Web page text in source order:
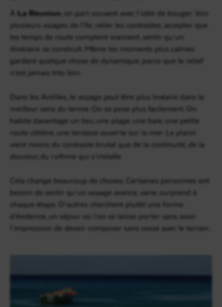
À La Réunion , on part souvent avec l’idée de bouger. Voir
plusieurs visages de l’île, relier les contrastes, accepter que
les temps de route comptent vraiment, sentir qu’un
itinéraire se construit. Même les moments plus calmes
gardent quelque chose de dynamique, parce que le relief
n’est jamais très loin.
Dans les Antilles, le voyage peut être plus linéaire dans le
meilleur sens du terme. On se pose plus facilement. On
habite davantage un lieu, une plage, une baie, une petite
route côtière, une terrasse ouverte sur la mer. Le plaisir
vient moins du contraste brutal que de la continuité, de la
douceur, du rythme qui s’installe.
Cela change beaucoup de choses. Certaines personnes ont
besoin de sentir qu’un voyage avance, varie, surprend à
chaque étape. D’autres cherchent plutôt une forme
d’évidence, un séjour où l’on se laisse porter sans avoir
l’impression de devoir composer sans cesse avec le terrain.